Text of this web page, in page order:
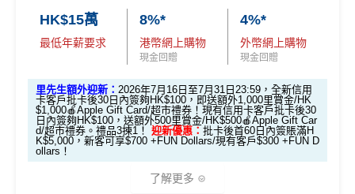
迎新資格：
過去12個月內未曾持有任何有效之 AEON
信用卡（包括尚未確認之信用卡）
優惠期：2026年7月10日至7月31日
1. 經「AEON HK」手機App成功申請可享
HK$200 回贈
優惠期：2026年7月10日至7月31日
經「AEON HK」手機App申請信用卡，並輸入
HK$15萬
最低年薪要求
8%*
港幣網上購物
現金回贈
4%*
外幣網上購物
現金回贈
里先生額外迎新： 2026年7月16日至7月31日23:59，全新信用
卡客戶批卡後30日內簽夠HK$100，即送額外1,000里賞金/HK
$1,000🍎Apple Gift Card/超市禮券！現有信用卡客戶批卡後30
日內簽夠HK$100，送額外500里賞金/HK$500🍎Apple Gift Car
d/超市禮券。禮品3揀1！ 迎新優惠： 批卡後首60日內簽賬滿H
K$5,000，新客可享$700 +FUN Dollars/現有客戶$300 +FUN D
ollars！
了解更多